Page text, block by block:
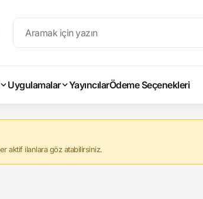
Uygulamalar YayıncılarÖdeme Seçenekleri
aktif ilanlara göz atabilirsiniz.